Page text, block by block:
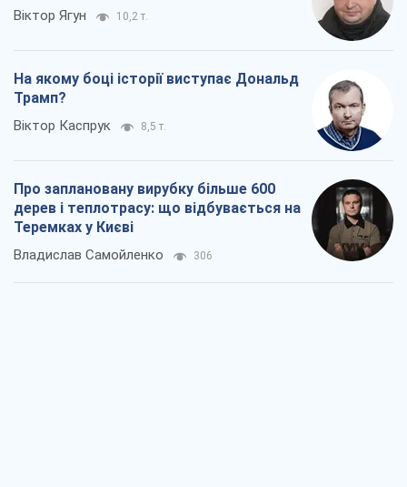
Віктор Ягун 10,2 т.
На якому боці історії виступає Дональд
Трамп?
Віктор Каспрук 8,5 т.
Про заплановану вирубку більше 600
дерев і теплотрасу: що відбувається на
Теремках у Києві
Владислав Самойленко 306